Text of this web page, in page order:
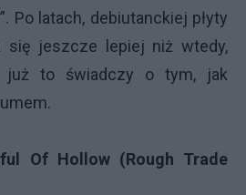
Po latach, debiutanckiej płyty
się jeszcze lepiej niż wtedy,
już to świadczy o tym, jak
Of Hollow (Rough Trade